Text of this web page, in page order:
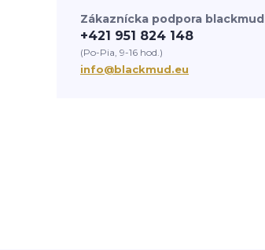
Zákaznícka podpora blackmud
+421 951 824 148
(Po-Pia, 9-16 hod.)
info@blackmud.eu